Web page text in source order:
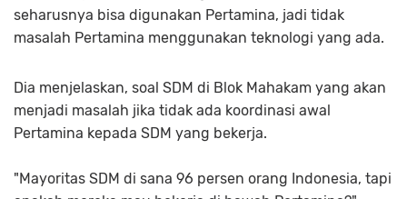
seharusnya bisa digunakan Pertamina, jadi tidak
masalah Pertamina menggunakan teknologi yang ada.
Dia menjelaskan, soal SDM di Blok Mahakam yang akan
menjadi masalah jika tidak ada koordinasi awal
Pertamina kepada SDM yang bekerja.
"Mayoritas SDM di sana 96 persen orang Indonesia, tapi